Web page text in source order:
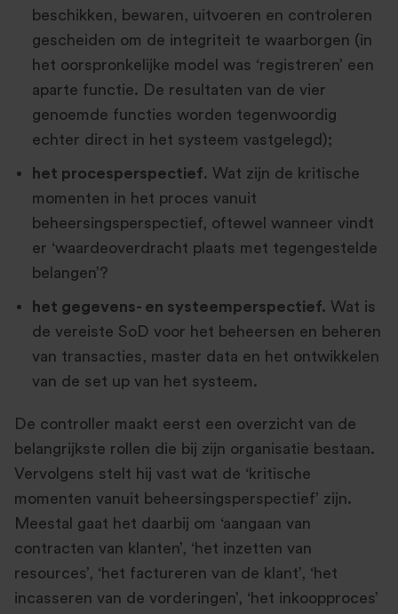
beschikken, bewaren, uitvoeren en controleren
gescheiden om de integriteit te waarborgen (in
het oorspronkelijke model was ‘registreren’ een
aparte functie. De resultaten van de vier
genoemde functies worden tegenwoordig
echter direct in het systeem vastgelegd);
het procesperspectief. Wat zijn de kritische
momenten in het proces vanuit
beheersingsperspectief, oftewel wanneer vindt
er ‘waardeoverdracht plaats met tegengestelde
belangen’?
het gegevens- en systeemperspectief. Wat is
de vereiste SoD voor het beheersen en beheren
van transacties, master data en het ontwikkelen
van de set up van het systeem.
De controller maakt eerst een overzicht van de
belangrijkste rollen die bij zijn organisatie bestaan.
Vervolgens stelt hij vast wat de ‘kritische
momenten vanuit beheersingsperspectief’ zijn.
Meestal gaat het daarbij om ‘aangaan van
contracten van klanten’, ‘het inzetten van
resources’, ‘het factureren van de klant’, ‘het
incasseren van de vorderingen’, ‘het inkoopproces’